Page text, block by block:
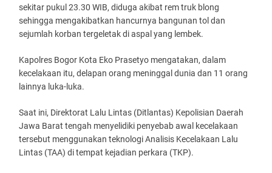
sekitar pukul 23.30 WIB, diduga akibat rem truk blong
sehingga mengakibatkan hancurnya bangunan tol dan
sejumlah korban tergeletak di aspal yang lembek.
Kapolres Bogor Kota Eko Prasetyo mengatakan, dalam
kecelakaan itu, delapan orang meninggal dunia dan 11 orang
lainnya luka-luka.
Saat ini, Direktorat Lalu Lintas (Ditlantas) Kepolisian Daerah
Jawa Barat tengah menyelidiki penyebab awal kecelakaan
tersebut menggunakan teknologi Analisis Kecelakaan Lalu
Lintas (TAA) di tempat kejadian perkara (TKP).